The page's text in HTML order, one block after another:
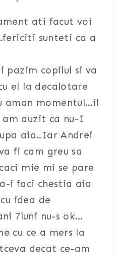
ati facut voi
sunteti ca a
pazim copilul si va
el la decalotare
aman momentul…il
auzit ca nu-I
aia..Iar Andrei
fi cam greu sa
mie mi se pare
i faci chestia aia
idea de
7luni nu-s ok…
cu ce a mers la
decat ce-am